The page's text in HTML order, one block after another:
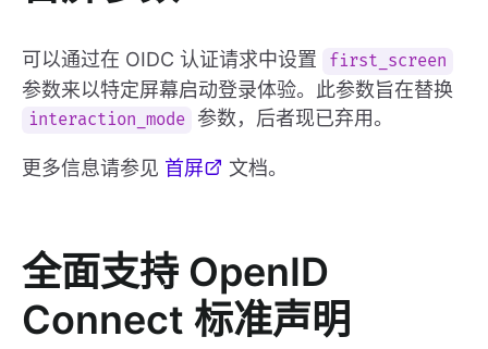
可以通过在 OIDC 认证请求中设置 first_screen
参数来以特定屏幕启动登录体验。此参数旨在替换
interaction_mode 参数，后者现已弃用。
更多信息请参见 首屏 文档。
全面支持 OpenID
Connect 标准声明